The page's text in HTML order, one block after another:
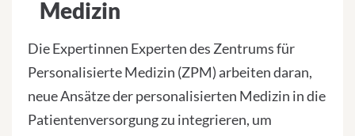
Medizin
Die Expertinnen Experten des Zentrums für
Personalisierte Medizin (ZPM) arbeiten daran,
neue Ansätze der personalisierten Medizin in die
Patientenversorgung zu integrieren, um